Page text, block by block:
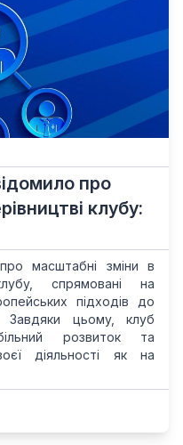
про
клубу:
масштабні зміни в
спрямовані на
підходів до
Завдяки цьому, клуб
розвиток та
діяльності як на